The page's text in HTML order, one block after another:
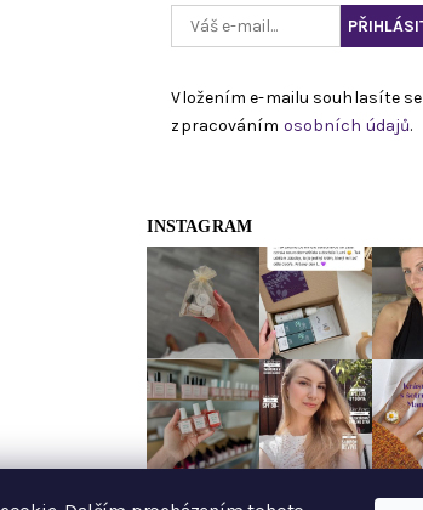
Vložením e-mailu souhlasíte se
zpracováním osobních údajů.
INSTAGRAM